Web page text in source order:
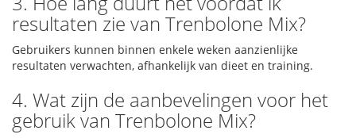
resultaten zie van Trenbolone Mix?
Gebruikers kunnen binnen enkele weken aanzienlijke
resultaten verwachten, afhankelijk van dieet en training.
4. Wat zijn de aanbevelingen voor het
gebruik van Trenbolone Mix?